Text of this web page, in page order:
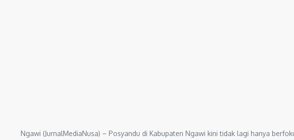
Ngawi (JurnalMediaNusa) – Posyandu di Kabupaten Ngawi kini tidak lagi hanya